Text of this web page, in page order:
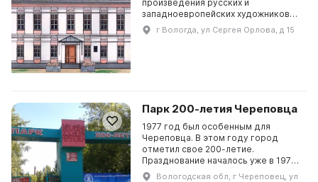
произведения русских и
западноевропейских художников
XVIII — начала ХХ века. Здесь можно
увидеть картины А. А. Кунина, А. А.
г Вологда, ул Сергея Орлова, д 15
Парк 200-летия Череповца
1977 год был особенным для
Череповца. В этом году город
отметил свое 200-летие.
Празднование началось уже в 1975-
м, и к юбилею было принято
Вологодская обл, г Череповец, ул